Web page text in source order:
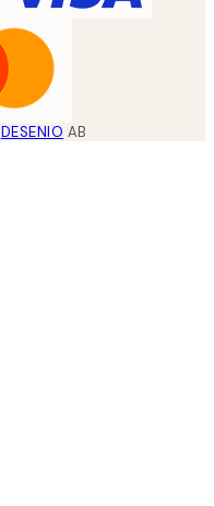
DESENIO AB